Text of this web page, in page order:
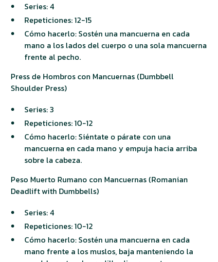
Series: 4
Repeticiones: 12-15
Cómo hacerlo: Sostén una mancuerna en cada
mano a los lados del cuerpo o una sola mancuerna
frente al pecho.
Press de Hombros con Mancuernas (Dumbbell
Shoulder Press)
Series: 3
Repeticiones: 10-12
Cómo hacerlo: Siéntate o párate con una
mancuerna en cada mano y empuja hacia arriba
sobre la cabeza.
Peso Muerto Rumano con Mancuernas (Romanian
Deadlift with Dumbbells)
Series: 4
Repeticiones: 10-12
Cómo hacerlo: Sostén una mancuerna en cada
mano frente a los muslos, baja manteniendo la